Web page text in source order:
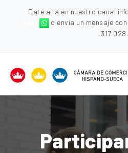
Date alta en nuestro canal
o envia un mensaje con
317 028.